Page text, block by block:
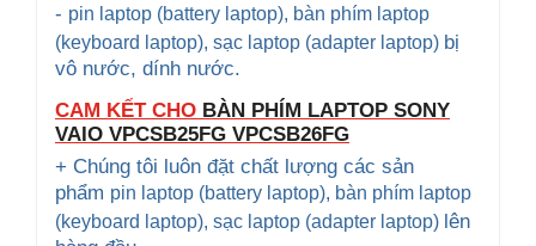
- pin laptop (battery laptop), bàn phím laptop
(keyboard laptop), sạc laptop (adapter laptop) bị
vô nước, dính nước.
CAM KẾT CHO BÀN PHÍM LAPTOP SONY
VAIO VPCSB25FG VPCSB26FG
+ Chúng tôi luôn đặt chất lượng các sản
phẩm pin laptop (battery laptop), bàn phím laptop
(keyboard laptop), sạc laptop (adapter laptop) lên